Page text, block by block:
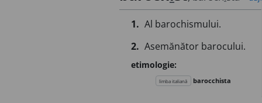
1. Al barochismului.
2. Asemănător barocului.
etimologie:
limba italiană barocchista